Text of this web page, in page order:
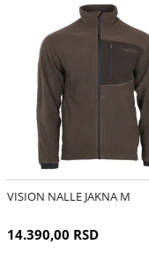
VISION NALLE JAKNA M
14.390,00 RSD